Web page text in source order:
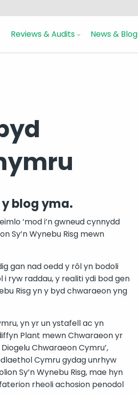
Reviews & Audits News & Blog
blog yma.
’mod i’n gwneud cynnydd
Sy’n Wynebu Risg mewn
gan nad oedd y rôl yn bodoli
ryw raddau, y realiti ydi bod gen
Risg yn y byd chwaraeon yng
yn yr un ystafell ac yn
Plant mewn Chwaraeon yr
Chwaraeon Cymru’,
Cymru gydag unrhyw
Sy’n Wynebu Risg, mae hyn
rheoli achosion penodol